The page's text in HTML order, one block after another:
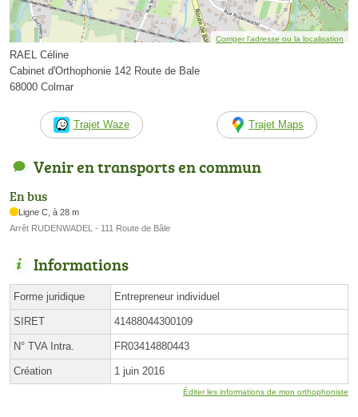
Corriger l’adresse ou la localisation
RAEL Céline
Cabinet d'Orthophonie 142 Route de Bale
68000 Colmar
Trajet Waze Trajet Maps
Venir en transports en commun
En bus
Ligne C, à 28 m
Arrêt RUDENWADEL - 111 Route de Bâle
Informations
Forme juridique Entrepreneur individuel
SIRET 41488044300109
N° TVA Intra. FR03414880443
Création 1 juin 2016
Éditer les informations de mon orthophoniste